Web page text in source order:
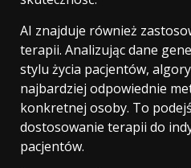
AI znajduje również
terapii. Analizując dane
stylu życia pacjentów,
najbardziej odpowiednie
konkretnej osoby. To
dostosowanie terapii do
pacjentów.